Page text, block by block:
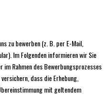
zu bewerben (z. B. per E-Mail,
Im Folgenden informieren wir Sie
im Rahmen des Bewerbungsprozesses
dass die Erhebung,
mit geltendem